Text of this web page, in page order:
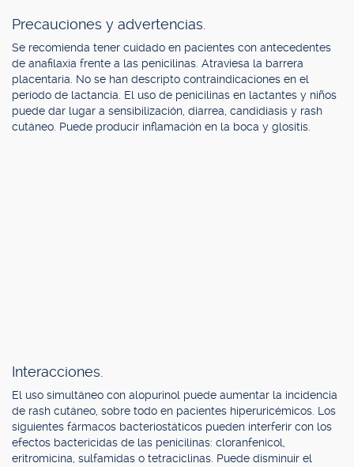
Precauciones y advertencias.
Se recomienda tener cuidado en pacientes con antecedentes
de anafilaxia frente a las penicilinas. Atraviesa la barrera
placentaria. No se han descripto contraindicaciones en el
período de lactancia. El uso de penicilinas en lactantes y niños
puede dar lugar a sensibilización, diarrea, candidiasis y rash
cutáneo. Puede producir inflamación en la boca y glositis.
Interacciones.
El uso simultáneo con alopurinol puede aumentar la incidencia
de rash cutáneo, sobre todo en pacientes hiperuricémicos. Los
siguientes fármacos bacteriostáticos pueden interferir con los
efectos bactericidas de las penicilinas: cloranfenicol,
eritromicina, sulfamidas o tetraciclinas. Puede disminuir el